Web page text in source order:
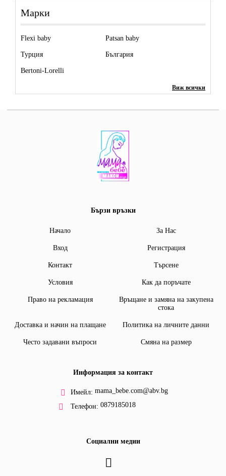
Марки
Flexi baby Patsan baby
Турция България
Bertoni-Lorelli
Виж всички
Бързи връзки
Начало За Нас
Вход Регистрация
Контакт Търсене
Условия Как да поръчате
Право на рекламация
Връщане и замяна на закупена
стока
Доставка и начин на плащане Политика на личните данни
Често задавани въпроси Смяна на размер
Информация за контакт
Имейл: mama_bebe.com@abv.bg
Телефон: 0879185018
Социални медии